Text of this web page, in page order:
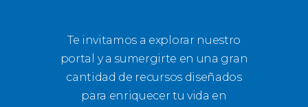
Te invitamos a explorar nuestro
portal y a sumergirte en una gran
cantidad de recursos diseñados
para enriquecer tu vida en